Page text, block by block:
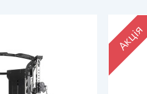
Акція